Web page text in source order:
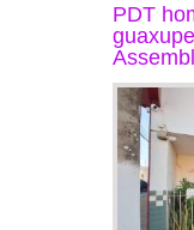
PDT